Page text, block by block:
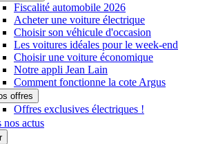
Fiscalité automobile 2026
Acheter une voiture électrique
Choisir son véhicule d'occasion
Les voitures idéales pour le week-end
Choisir une voiture économique
Notre appli Jean Lain
Comment fonctionne la cote Argus
offres
Offres exclusives électriques !
nos actus